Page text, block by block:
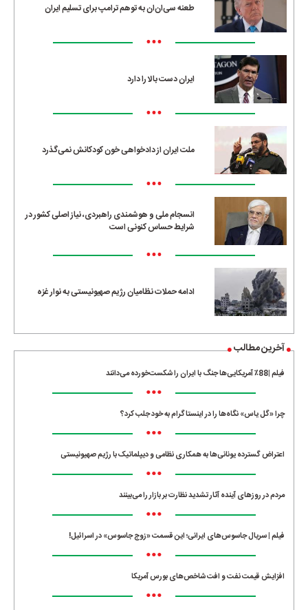
طعنه سی‌ان‌ان به توهم ترامپ برای تسلیم ایران
•••
ایران دست بالا را دارد
•••
ملت ایران از دادخواهی خون کودکانش نمی‌گذرد
•••
انسجام ملی و هوشمندی راهبردی، نیاز اصلی کشور در
شرایط حساس کنونی است
•••
ادامه حملات نظامیان رژیم صهیونیستی به نوار غزه
آخرین مطالب
فیلم |88٪ آمریکایی‌ها جنگ با ایران را شکست‌خورده می‌دانند
•••
چرا «گل یاس» نگاه‌ها را در اینستاگرام به خود جلب کرد؟
•••
اعتراض گسترده یونانی‌ها به همکاری نظامی و دیپلماتیک با رژیم صهیونیستی
•••
مردم در روزهای آینده آثار تشدید نظارت بر بازار را می‌بینند
•••
فیلم | سریال جاسوس‌های ایرانی؛ این قسمت «زوج جاسوس» در اسرائیل!
•••
افزایش قیمت نفت و افت شاخص‌های بورس آمریکا
•••